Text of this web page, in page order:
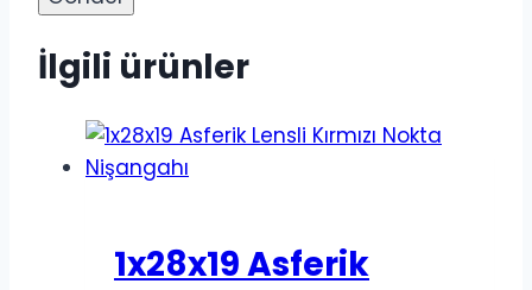
İlgili ürünler
1x28x19 Asferik